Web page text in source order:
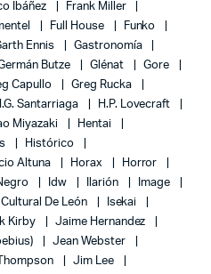
Ibáñez
Frank Miller
Full House
Funko
Ennis
Gastronomía
Butze Glénat
Gore
Capullo
Greg Rucka
Santarriaga
H.P. Lovecraft
Miyazaki
Hentai
Histórico
Altuna Horax
Horror
Idw Ilarión
Image
De León
Isekai
Kirby
Jaime Hernandez
Jean Webster
Jim Lee